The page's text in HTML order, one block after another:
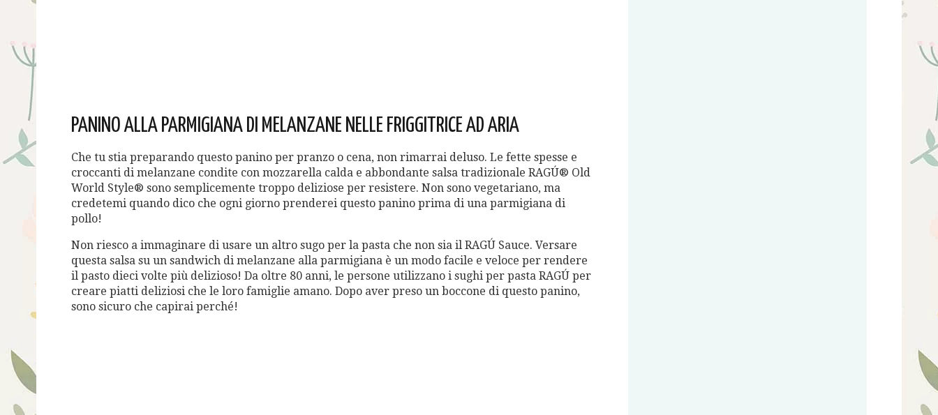
PANINO ALLA PARMIGIANA DI MELANZANE NELLE FRIGGITRICE AD ARIA
Che tu stia preparando questo panino per pranzo o cena, non rimarrai deluso. Le fette spesse e
croccanti di melanzane condite con mozzarella calda e abbondante salsa tradizionale RAGÚ® Old
World Style® sono semplicemente troppo deliziose per resistere. Non sono vegetariano, ma
credetemi quando dico che ogni giorno prenderei questo panino prima di una parmigiana di
pollo!
Non riesco a immaginare di usare un altro sugo per la pasta che non sia il RAGÚ Sauce. Versare
questa salsa su un sandwich di melanzane alla parmigiana è un modo facile e veloce per rendere
il pasto dieci volte più delizioso! Da oltre 80 anni, le persone utilizzano i sughi per pasta RAGÚ per
creare piatti deliziosi che le loro famiglie amano. Dopo aver preso un boccone di questo panino,
sono sicuro che capirai perché!